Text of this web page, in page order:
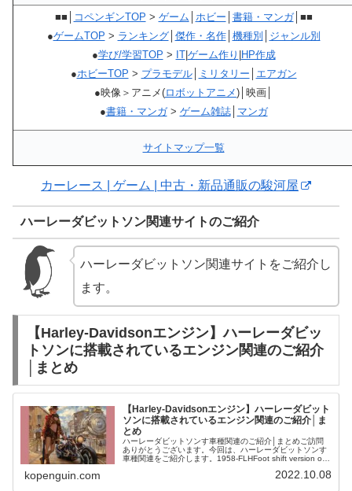
■■│ コペンギンTOP > ゲーム ホビー 書籍・マンガ│■■
●ゲームTOP > ランキング│ 傑作・名作│ 機種別
ジャンル別
●学び/学習TOP > IT| ゲーム作り HP作成
●ホビーTOP > プラモデル│ ミリタリー
エアガン
●映像＞アニメ(ロボットアニメ)│映画│
●書籍・マンガ> ゲーム雑誌│ マンガ
サイトマップ一覧
カーレース | ゲーム | 中古・新品通販の駿河屋
ハーレーダビットソン関連サイトのご紹介
ハーレーダビットソン関連サイトをご紹介し
ます。
【Harley-Davidsonエンジン】ハーレーダビッ
トソンに搭載されているエンジン関連のご紹介
│まとめ
【Harley-Davidsonエンジン】ハーレーダビット
ソンに搭載されているエンジン関連のご紹介│ま
とめ
ハーレーダビットソンす車種関連のご紹介│まとめご訪問
ありがとうございます。今回は、ハーレーダビットソンす
車種関連をご紹介します。1958-FLHFoot shift version of
kopenguin.com 2022.10.08